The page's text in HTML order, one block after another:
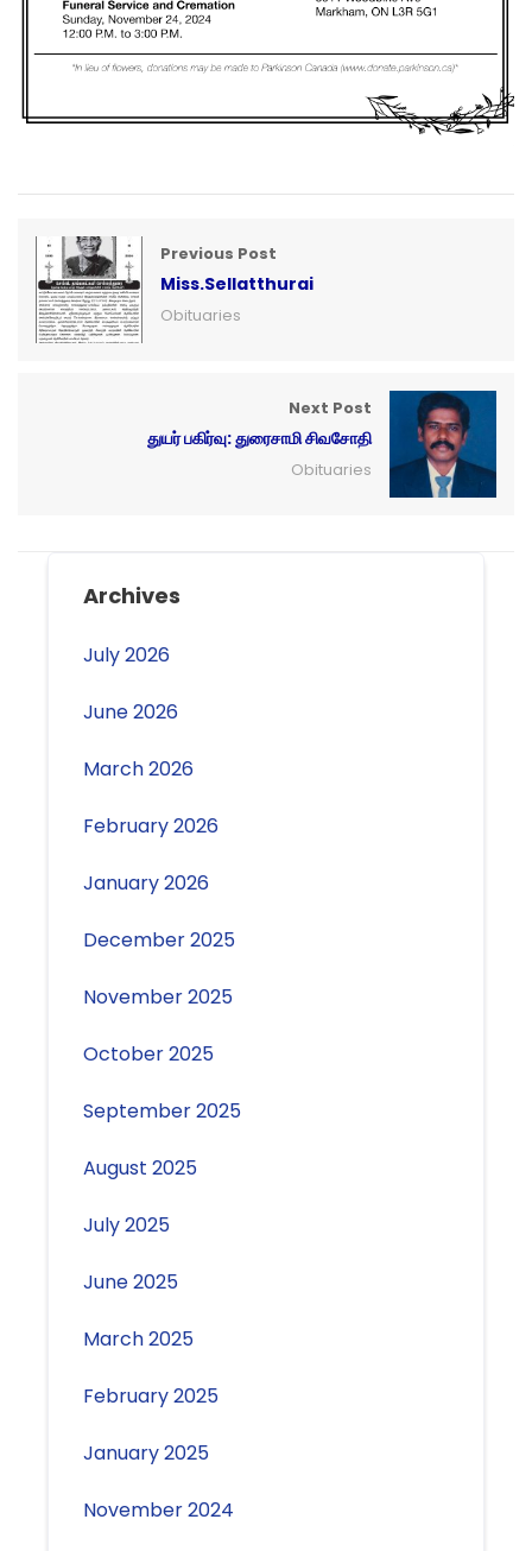
Previous Post
Miss.Sellatthurai
Obituaries
Next Post
துயர் பகிர்வு: துரைசாமி சிவசோதி
Obituaries
Archives
July 2026
June 2026
March 2026
February 2026
January 2026
December 2025
November 2025
October 2025
September 2025
August 2025
July 2025
June 2025
March 2025
February 2025
January 2025
November 2024